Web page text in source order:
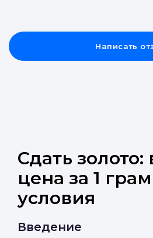
Написать
Сдать
цена за 1
условия
Введение